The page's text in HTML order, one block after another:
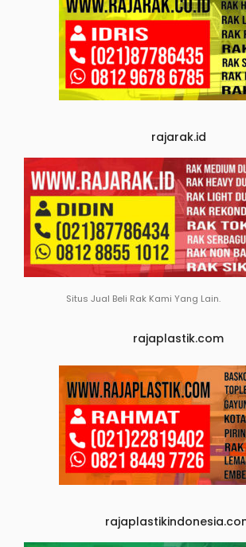
rajarak.id
Situs Jual Beli Rak Kami Yang Lain.
rajaplastik.com